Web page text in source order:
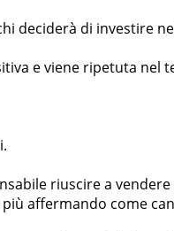
deciderà di investire
e viene ripetuta nel
riuscire a
affermando come